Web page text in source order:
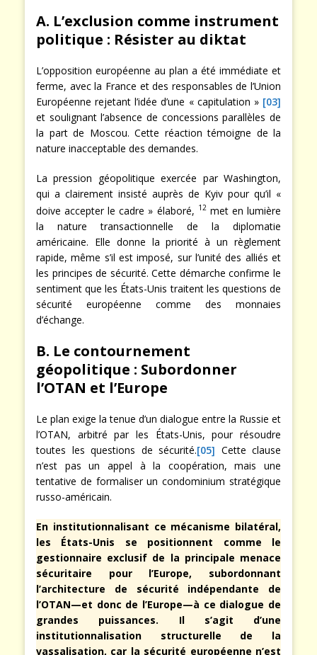
A. L’exclusion comme instrument
politique : Résister au diktat
L’opposition européenne au plan a été immédiate et
ferme, avec la France et des responsables de l’Union
Européenne rejetant l’idée d’une « capitulation » [03]
et soulignant l’absence de concessions parallèles de
la part de Moscou. Cette réaction témoigne de la
nature inacceptable des demandes.
La pression géopolitique exercée par Washington,
qui a clairement insisté auprès de Kyiv pour qu’il «
doive accepter le cadre » élaboré, 12met en lumière
la nature transactionnelle de la diplomatie
américaine. Elle donne la priorité à un règlement
rapide, même s’il est imposé, sur l’unité des alliés et
les principes de sécurité. Cette démarche confirme le
sentiment que les États-Unis traitent les questions de
sécurité européenne comme des monnaies
d’échange.
B. Le contournement
géopolitique : Subordonner
l’OTAN et l’Europe
Le plan exige la tenue d’un dialogue entre la Russie et
l’OTAN, arbitré par les États-Unis, pour résoudre
toutes les questions de sécurité.[05] Cette clause
n’est pas un appel à la coopération, mais une
tentative de formaliser un condominium stratégique
russo-américain.
En institutionnalisant ce mécanisme bilatéral,
les États-Unis se positionnent comme le
gestionnaire exclusif de la principale menace
sécuritaire pour l’Europe, subordonnant
l’architecture de sécurité indépendante de
l’OTAN—et donc de l’Europe—à ce dialogue de
grandes puissances. Il s’agit d’une
institutionnalisation structurelle de la
vassalisation, car la sécurité européenne n’est